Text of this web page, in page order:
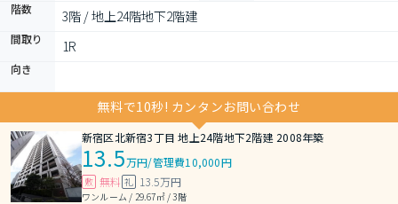
階数 3階 / 地上24階地下2階建
間取り 1R
向き
無料で10秒! カンタンお問い合わせ
新宿区北新宿3丁目 地上24階地下2階建 2008年築
13.5万円/管理費10,000円
敷 無料 礼 13.5万円
ワンルーム / 29.67㎡ / 3階